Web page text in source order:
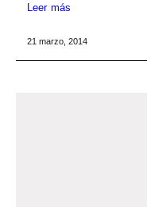
Leer más
21 marzo, 2014